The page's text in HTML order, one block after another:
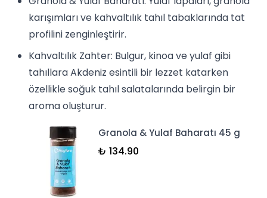
karışımları ve kahvaltılık tahıl tabaklarında tat
profilini zenginleştirir.
Kahvaltılık Zahter: Bulgur, kinoa ve yulaf gibi
tahıllara Akdeniz esintili bir lezzet katarken
özellikle soğuk tahıl salatalarında belirgin bir
aroma oluşturur.
Granola & Yulaf Baharatı 45 g
₺ 134.90